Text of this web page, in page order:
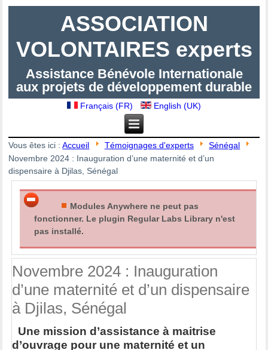
ASSOCIATION
VOLONTAIRES experts
Assistance Bénévole Internationale
aux projets de développement durable
Français (FR) English (UK)
Vous êtes ici :Accueil Témoignages d'experts
Sénégal
Novembre 2024 : Inauguration d’une maternité et d’un
dispensaire à Djilas, Sénégal
Modules Anywhere ne peut pas
fonctionner. Le plugin Regular Labs Library n'est
pas installé.
Novembre 2024 : Inauguration
d’une maternité et d’un dispensaire
à Djilas, Sénégal
Une mission d’assistance à maitrise
d’ouvrage pour une maternité et un